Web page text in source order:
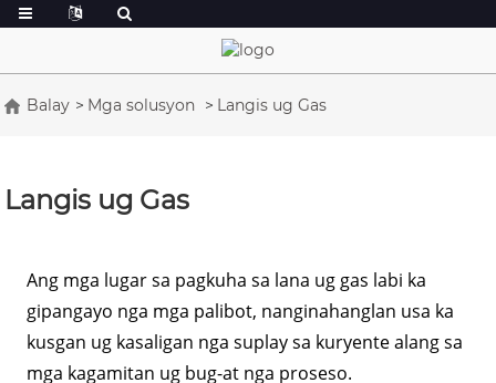
Balay Mga solusyon Langis ug Gas
Langis ug Gas
Ang mga lugar sa pagkuha sa lana ug gas labi ka
gipangayo nga mga palibot, nanginahanglan usa ka
kusgan ug kasaligan nga suplay sa kuryente alang sa
mga kagamitan ug bug-at nga proseso.